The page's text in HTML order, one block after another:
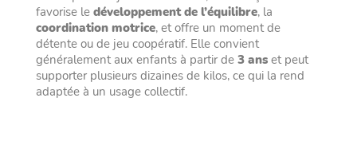
favorise le développement de l’équilibre, la
coordination motrice, et offre un moment de
détente ou de jeu coopératif. Elle convient
généralement aux enfants à partir de 3 ans et peut
supporter plusieurs dizaines de kilos, ce qui la rend
adaptée à un usage collectif.